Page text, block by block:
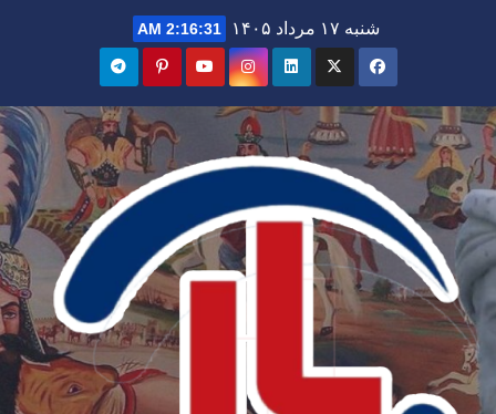
شنبه ۱۷ مرداد ۱۴۰۵ 2:16:32 AM